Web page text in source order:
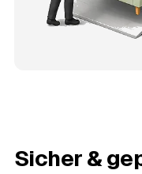
Sicher &